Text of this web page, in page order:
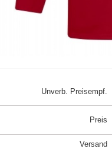
Unverb. Preisempf.
Preis
Versand